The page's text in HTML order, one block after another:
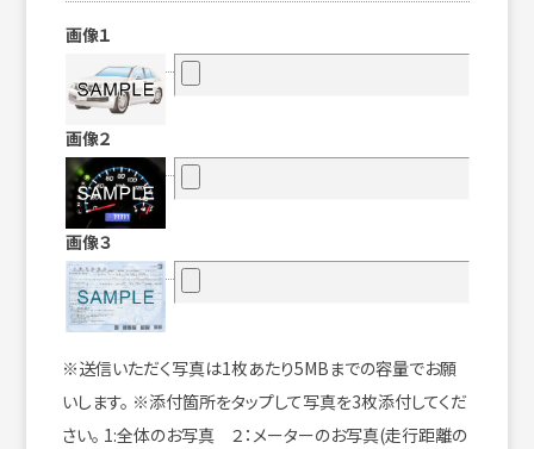
画像１
画像２
画像３
※送信いただく写真は1枚あたり5MBまでの容量でお願
いします。 ※添付箇所をタップして写真を3枚添付してくだ
さい。 1:全体のお写真 ２：メーターのお写真(走行距離の